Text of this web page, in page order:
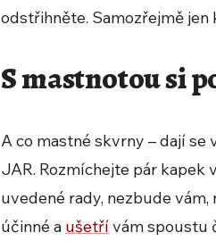
odstřihněte. Samozřejmě jen
S mastnotou si
A co mastné skvrny – dají
JAR. Rozmíchejte pár kapek
uvedené rady, nezbude
účinné a ušetřívám spoustu